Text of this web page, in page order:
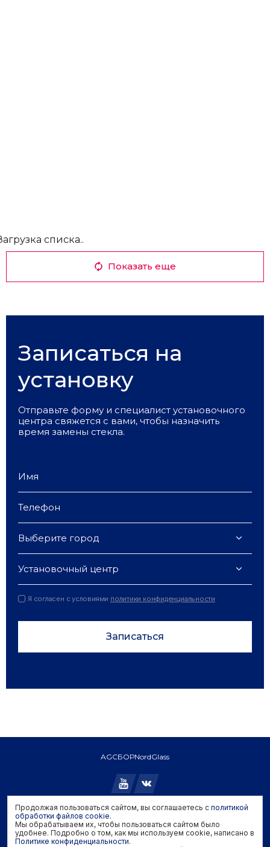
списка..
Показать еще
Записаться на
установку
Отправьте форму и специалист установочного
центра свяжется с вами, чтобы назначить
время замены стекла.
Выберите город
Установочный центр
Я согласен с условиями политики конфиденциальности
Записаться
AGCБОРNordGlass
Copyright © 2026 AGC. All rights reserved.
Политика конфиденциальности
Политика обработки файлов cookie
Продолжая пользоваться сайтом, вы соглашаетесь с политикой
обработки файлов cookie.
Мы обрабатываем их, чтобы пользоваться сайтом было
удобнее. Подробно о том, как мы используем cookie, написано в
Политике конфиденциальности.